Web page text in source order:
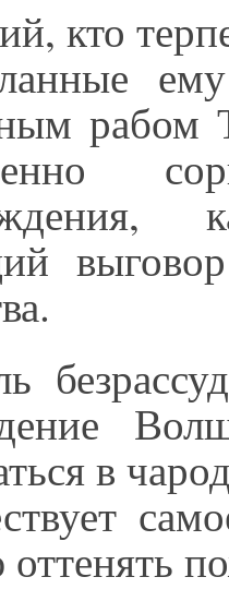
кто
рабом
в